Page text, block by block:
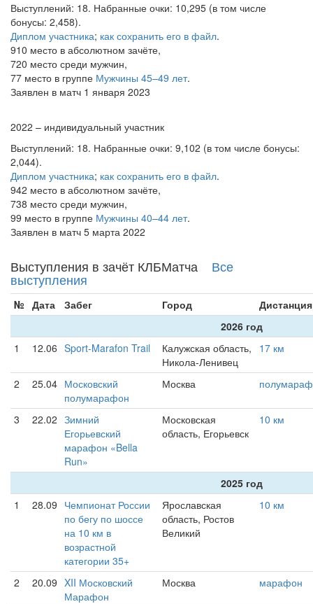
Выступлений: 18. Набранные очки: 10,295 (в том числе
бонусы: 2,458).
Диплом участника; как сохранить его в файл.
910 место в абсолютном зачёте,
720 место среди мужчин,
77 место в группе Мужчины 45–49 лет.
Заявлен в матч 1 января 2023
2022 – индивидуальный участник
Выступлений: 18. Набранные очки: 9,102 (в том числе бонусы:
2,044).
Диплом участника; как сохранить его в файл.
942 место в абсолютном зачёте,
738 место среди мужчин,
99 место в группе Мужчины 40–44 лет.
Заявлен в матч 5 марта 2022
Выступления в зачёт КЛБМатча Все
выступления
№ Дата Забег Город
Дистанция
2026 год
1
12.06 Sport-Marafon Trail
Калужская область,
Никола-Ленивец
17 км
2 25.04 Московский
полумарафон
Москва
3 22.02 Зимний
Егорьевский
марафон «Bella
Run»
Московская
область, Егорьевск
10 км
2025 год
1
28.09 Чемпионат России
по бегу по шоссе
на 10 км в
возрастной
категории 35+
Ярославская
область, Ростов
Великий
10 км
2 20.09 XII Московский
Марафон
Москва марафон